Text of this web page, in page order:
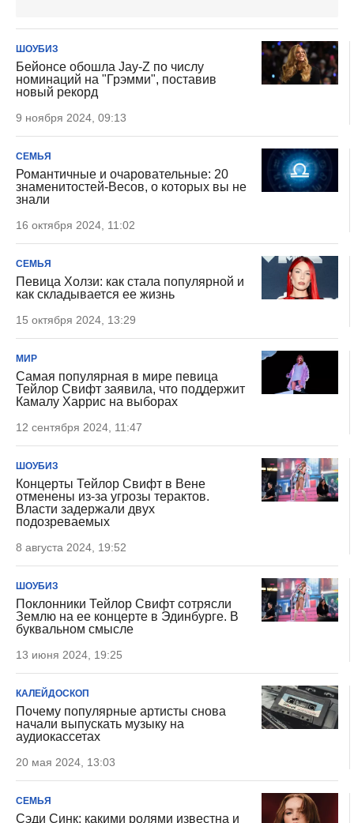
ШОУБИЗ
Бейонсе обошла Jay-Z по числу
номинаций на "Грэмми", поставив
новый рекорд
9 ноября 2024, 09:13
СЕМЬЯ
Романтичные и очаровательные: 20
знаменитостей-Весов, о которых вы не
знали
16 октября 2024, 11:02
СЕМЬЯ
Певица Холзи: как стала популярной и
как складывается ее жизнь
15 октября 2024, 13:29
МИР
Самая популярная в мире певица
Тейлор Свифт заявила, что поддержит
Камалу Харрис на выборах
12 сентября 2024, 11:47
ШОУБИЗ
Концерты Тейлор Свифт в Вене
отменены из-за угрозы терактов.
Власти задержали двух
подозреваемых
8 августа 2024, 19:52
ШОУБИЗ
Поклонники Тейлор Свифт сотрясли
Землю на ее концерте в Эдинбурге. В
буквальном смысле
13 июня 2024, 19:25
КАЛЕЙДОСКОП
Почему популярные артисты снова
начали выпускать музыку на
аудиокассетах
20 мая 2024, 13:03
СЕМЬЯ
Сэди Синк: какими ролями известна и